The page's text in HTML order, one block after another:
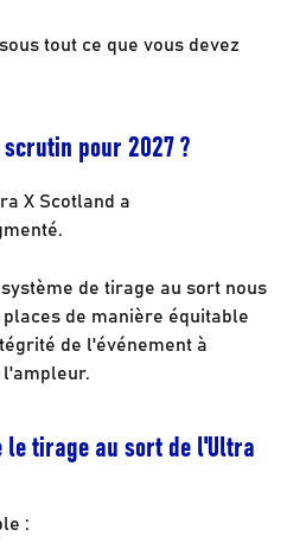
tout ce que vous devez
pour 2027 ?
X Scotland a
de tirage au sort nous
de manière équitable
de l'événement à
le tirage au sort de l'Ultra
: